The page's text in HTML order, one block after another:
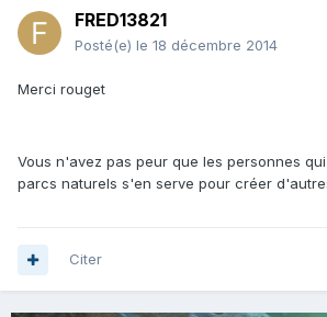
FRED13821
Posté(e) le 18 décembre 2014
Merci rouget
Vous n'avez pas peur que les personnes
parcs naturels s'en serve pour créer
Citer